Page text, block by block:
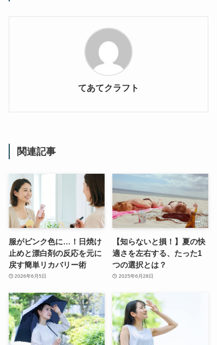
てあてクラフト
関連記事
服がピンク色に…！日焼け
止めと漂白剤の反応を元に
戻す簡単リカバリー術
2026年6月5日
【知らないと損！】夏の快
適さを左右する、たった1
つの選択とは？
2025年6月28日